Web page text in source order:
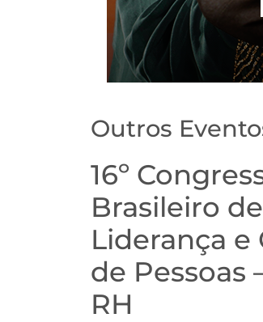
Outros
16º
Brasileiro de
Liderança e
de Pessoas
RH